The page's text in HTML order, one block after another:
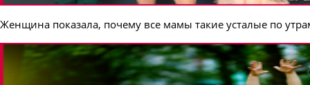
Женщина показала, почему все мамы такие усталые по